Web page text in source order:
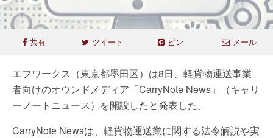
共有 ツイート ピン メール
エフワークス（東京都墨田区）は8日、軽貨物運送事業
者向けのオウンドメディア「CarryNote News」（キャリ
ーノートニュース）を開設したと発表した。
CarryNote Newsは、軽貨物運送業に関する法令解説や実